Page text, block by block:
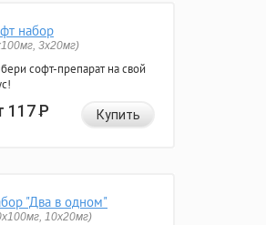
набор
3x20мг)
софт-препарат на свой
117Р Купить
"Два в одном"
10x20мг)